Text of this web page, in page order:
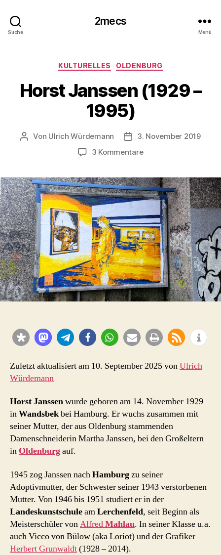
Suche
2mecs
Menü
Kategorien
KULTURELLES OLDENBURG
Horst Janssen (1929 –
1995)
Beitragsautor
Von Ulrich Würdemann Beitragsdatum
3. November 2019
3 Kommentarezu
(1929
–
1995)
Zuletzt aktualisiert am 10. September 2025 vonUlrich
Würdemann
Horst Janssenwurde geboren am 14. November 1929
inWandsbekbei Hamburg. Er wuchs zusammen mit
seiner Mutter, der aus Oldenburg stammenden
Damenschneiderin Martha Janssen, bei den Großeltern
in Oldenburgauf.
1945 zog Janssen nachHamburgzu seiner
Adoptivmutter, der Schwester seiner 1943 verstorbenen
Mutter. Von 1946 bis 1951 studiert er in der
LandeskunstschuleamLerchenfeld, seit Beginn als
Meisterschüler vonAlfredMahlau. In seiner Klasse u.a.
auch Vicco von Bülow (aka Loriot) und der Grafiker
Herbert Grunwaldt(1928 – 2014).